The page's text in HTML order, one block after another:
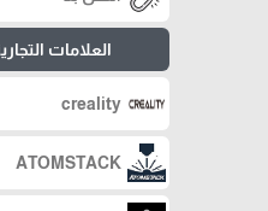
العلامات
creality
ATOMSTACK